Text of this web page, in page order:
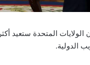
الدولية.